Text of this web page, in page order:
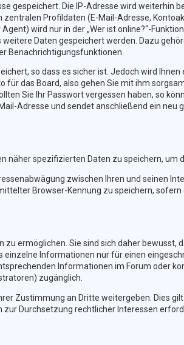
gespeichert. Die IP-Adresse wird
Profildaten (E-Mail-Adresse,
wird nur in der „Wer ist online?“-
Daten gespeichert werden. Dazu
Benachrichtigungsfunktionen.
so dass es sicher ist. Jedoch wird
das Board, also gehen Sie mit ihm
Sie Ihr Passwort vergessen haben, so
Adresse und sendet anschließend ein
näher spezifizierten Daten zu speichern, um
zwischen Ihren und seinen
Browser-Kennung zu speichern,
ermöglichen. Sie sind sich daher
einzelne Informationen nur für einen
Informationen im Forum oder
zugänglich.
Zustimmung an Dritte weitergeben. Dies
Durchsetzung rechtlicher Interessen